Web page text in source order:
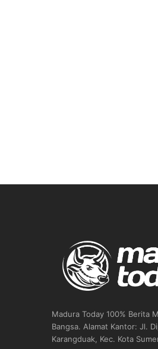
Madura Today 100% Berita
Bangsa. Alamat Kantor: Jl.
Karangduak, Kec. Kota